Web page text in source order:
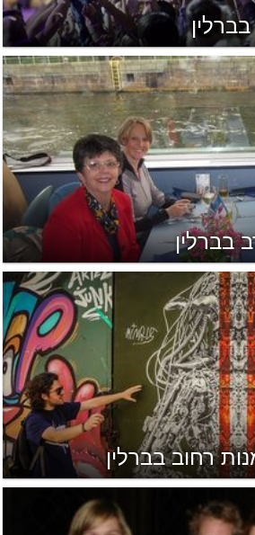
בברלין
רחוב בברלין